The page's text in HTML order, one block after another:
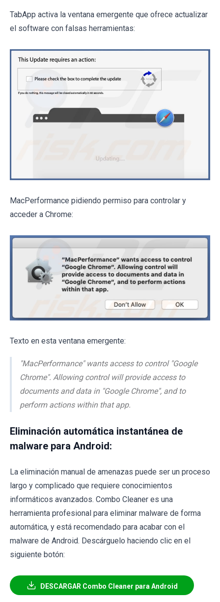
TabApp activa la ventana emergente que ofrece actualizar
el software con falsas herramientas:
MacPerformance pidiendo permiso para controlar y
acceder a Chrome:
Texto en esta ventana emergente:
"MacPerformance" wants access to control "Google
Chrome". Allowing control will provide access to
documents and data in "Google Chrome", and to
perform actions within that app.
Eliminación automática instantánea de
malware para Android:
La eliminación manual de amenazas puede ser un proceso
largo y complicado que requiere conocimientos
informáticos avanzados. Combo Cleaner es una
herramienta profesional para eliminar malware de forma
automática, y está recomendado para acabar con el
malware de Android. Descárguelo haciendo clic en el
siguiente botón:
DESCARGAR Combo Cleaner para Android